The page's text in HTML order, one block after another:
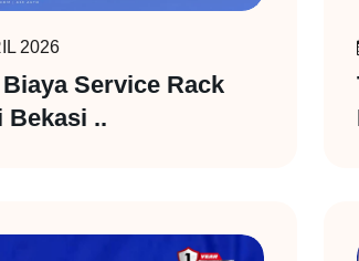
2026
Service Rack
Bekasi ..